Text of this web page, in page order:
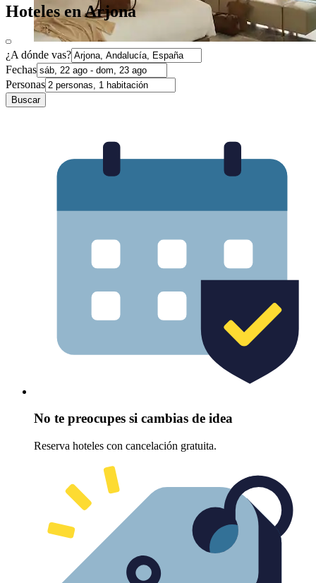
Hoteles en Arjona
¿A dónde vas?
Fechas
Personas
Buscar
No te preocupes si cambias de idea
Reserva hoteles con cancelación gratuita.